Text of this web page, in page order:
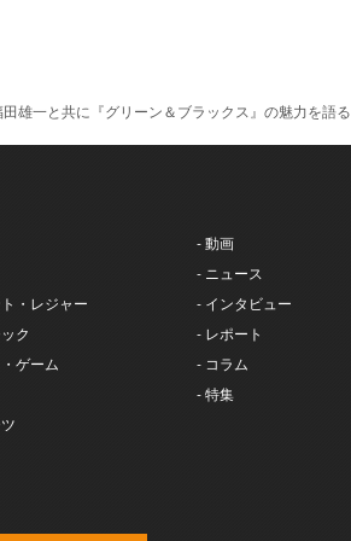
雄一と共に『グリーン＆ブラックス』の魅力を語る
・レジャー
ク
ゲーム
- 動画
- ニュース
- インタビュー
- レポート
- コラム
- 特集